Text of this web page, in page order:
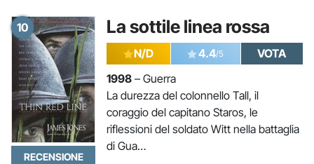
10 La sottile linea rossa
RECENSIONE
N/D 4.4/5
VOTA
1998 – Guerra
La durezza del colonnello Tall, il
coraggio del capitano Staros, le
riflessioni del soldato Witt nella battaglia
di Gua…